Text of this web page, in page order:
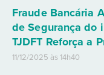
Fraude Bancária
de Segurança do
TJDFT Reforça a
11/12/2025 às 14h40